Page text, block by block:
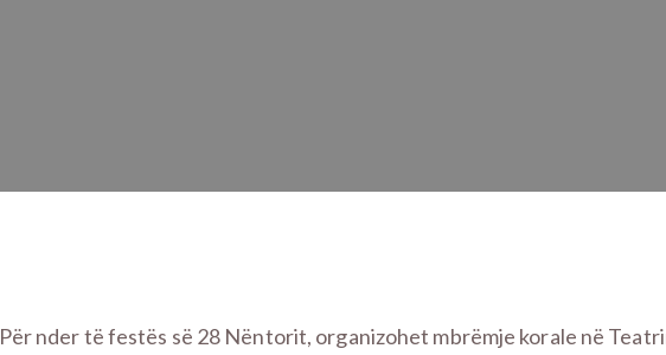
Për nder të festës së 28 Nëntorit, organizohet mbrëmje korale në